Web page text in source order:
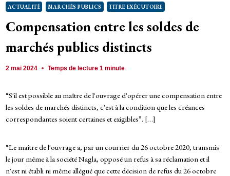
ACTUALITÉ MARCHÉS PUBLICS TITRE EXÉCUTOIRE
Compensation entre les soldes de
marchés publics distincts
2 mai 2024 Temps de lecture1 minute
“S'il est possible au maître de l'ouvrage d'opérer une compensation entre
les soldes de marchés distincts, c'est à la condition que les créances
correspondantes soient certaines et exigibles”. […]
“Le maître de l'ouvrage a, par un courrier du 26 octobre 2020, transmis
le jour même à la société Nagla, opposé un refus à sa réclamation et il
n'est ni établi ni même allégué que cette décision de refus du 26 octobre